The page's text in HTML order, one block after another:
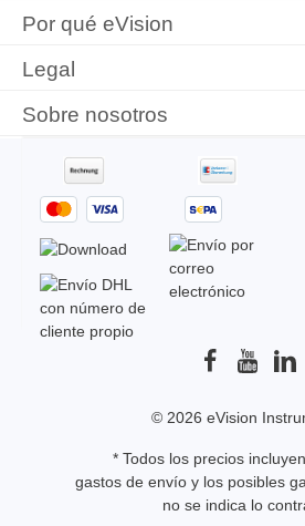
Por qué eVision
Legal
Sobre nosotros
© 2026 eVision
* Todos los precios
gastos de envíoy los posibles
no se indica lo